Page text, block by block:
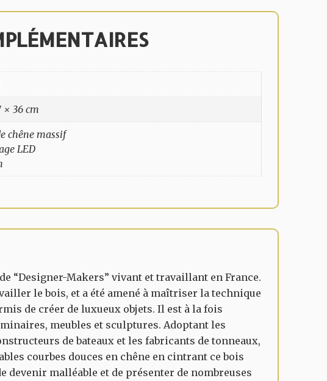
× 36 cm
chêne massif
LED
“Designer-Makers” vivant et travaillant en France.
le bois, et a été amené à maîtriser la technique
de créer de luxueux objets. Il est à la fois
meubles et sculptures. Adoptant les
de bateaux et les fabricants de tonneaux,
courbes douces en chêne en cintrant ce bois
malléable et de présenter de nombreuses